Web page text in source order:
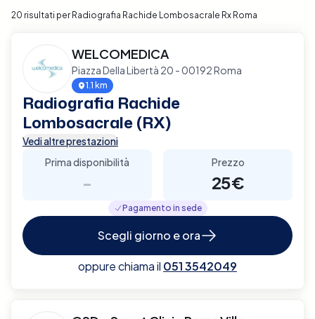
20 risultati per Radiografia Rachide Lombosacrale Rx Roma
WELCOMEDICA
Piazza Della Libertà 20 - 00192 Roma
1.1 km
Radiografia Rachide
Lombosacrale (RX)
Vedi altre prestazioni
Prima disponibilità
-
Prezzo
25€
Pagamento in sede
Scegli giorno e ora
oppure chiama il 051 3542049